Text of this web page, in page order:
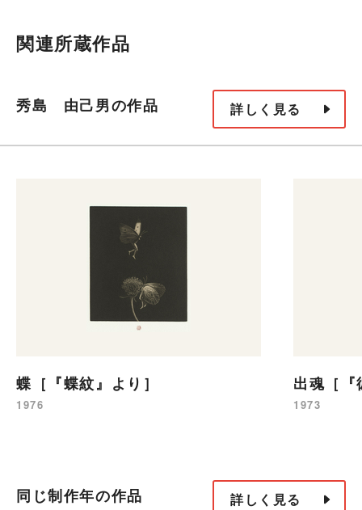
関連所蔵作品
秀島 由己男の作品 詳しく見る
蝶［『蝶紋』より］
1976
出魂［
1973
同じ制作年の作品 詳しく見る